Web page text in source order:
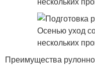
Преимущества